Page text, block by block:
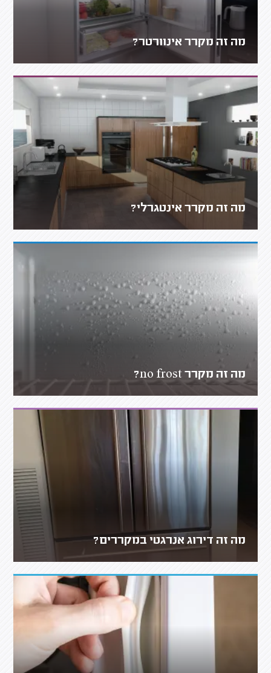
מה זה מקרר אינוורטר?
מה זה מקרר אינטגרלי?
מה זה מקרר no frost?
מה זה דירוג אנרגטי במקררים?